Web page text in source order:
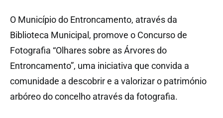
O Município do Entroncamento, através da
Biblioteca Municipal, promove o Concurso de
Fotografia “Olhares sobre as Árvores do
Entroncamento”, uma iniciativa que convida a
comunidade a descobrir e a valorizar o património
arbóreo do concelho através da fotografia.